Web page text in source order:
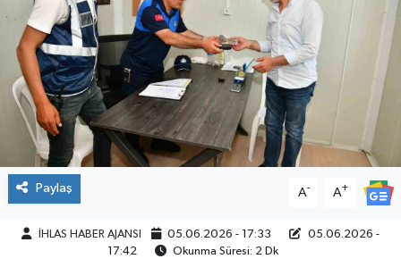
Paylaş A- A+
İHLAS HABER AJANSI 05.06.2026 - 17:33
05.06.2026 -
17:42
Okunma Süresi: 2 Dk